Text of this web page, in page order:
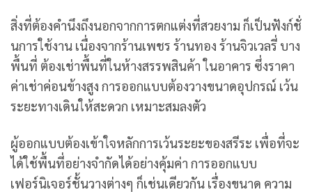
สิ่งที่ต้องคำนึงถึงนอกจากการตกแต่งที่สวยงาม ก็เป็นฟังก์ชั่
นการใช้งาน เนื่องจากร้านเพชร ร้านทอง ร้านจิวเวลรี่ บาง
พื้นที่ ต้องเช่าพื้นที่ในห้างสรรพสินค้า ในอาคาร ซึ่งราคา
ค่าเช่าค่อนข้างสูง การออกแบบต้องวางขนาดอุปกรณ์ เว้น
ระยะทางเดินให้สะดวก เหมาะสมลงตัว
ผู้ออกแบบต้องเข้าใจหลักการเว้นระยะของสรีระ เพื่อที่จะ
ได้ใช้พื้นที่อย่างจำกัดได้อย่างคุ้มค่า การออกแบบ
เฟอร์นิเจอร์ชั้นวางต่างๆ ก็เช่นเดียวกัน เรื่องขนาด ความ